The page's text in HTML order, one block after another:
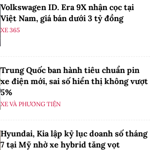
Volkswagen ID. Era 9X nhận cọc tại
Việt Nam, giá bán dưới 3 tỷ đồng
XE 365
Trung Quốc ban hành tiêu chuẩn pin
xe điện mới, sai số hiển thị không vượt
5%
XE VÀ PHƯƠNG TIỆN
Hyundai, Kia lập kỷ lục doanh số tháng
7 tại Mỹ nhờ xe hybrid tăng vọt